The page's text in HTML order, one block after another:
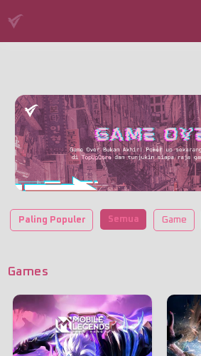
Paling Populer Semua Game
Games